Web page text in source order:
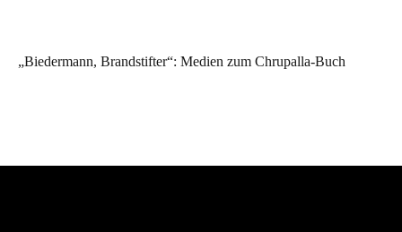
„Biedermann, Brandstifter“: Medien zum Chrupalla-Buch